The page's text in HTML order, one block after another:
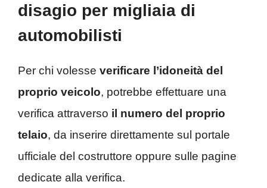
disagio per migliaia di
automobilisti
Per chi volesse verificare l’idoneità del
proprio veicolo, potrebbe effettuare una
verifica attraverso il numero del proprio
telaio, da inserire direttamente sul portale
ufficiale del costruttore oppure sulle pagine
dedicate alla verifica.